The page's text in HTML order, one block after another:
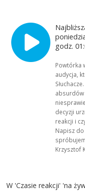
godz.
Powtórka
audycja,
absurdów
decyzji
reakcji i
Napisz
Krzysztof
W 'Czasie reakcji' 'na